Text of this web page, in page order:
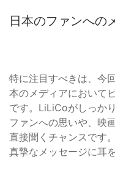
日本のファンへの
特に注目すべきは、今
本のメディアにおいて
です。LiLiCoがしっか
ファンへの思いや、映
直接聞くチャンスです
真摯なメッセージに耳